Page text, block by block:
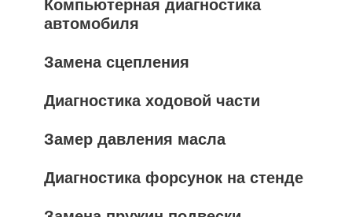
Компьютерная диагностика
автомобиля
Замена сцепления
Диагностика ходовой части
Замер давления масла
Диагностика форсунок на стенде